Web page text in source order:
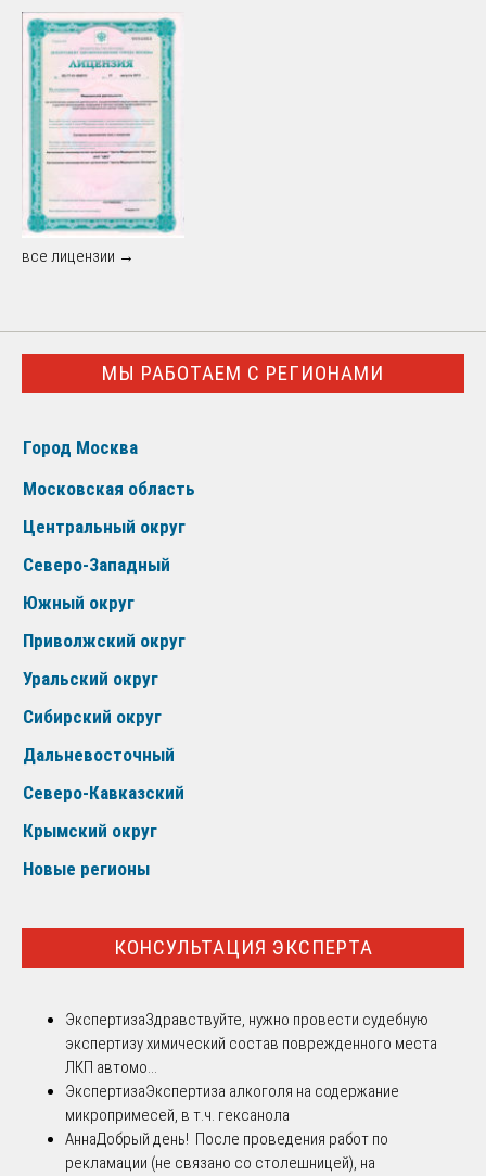
все лицензии →
МЫ РАБОТАЕМ С РЕГИОНАМИ
Город Москва
Московская область
Центральный округ
Северо-Западный
Южный округ
Приволжский округ
Уральский округ
Сибирский округ
Дальневосточный
Северо-Кавказский
Крымский округ
Новые регионы
КОНСУЛЬТАЦИЯ ЭКСПЕРТА
ЭкспертизаЗдравствуйте, нужно провести судебную
экспертизу химический состав поврежденного места
ЛКП автомо...
ЭкспертизаЭкспертиза алкоголя на содержание
микропримесей, в т.ч. гексанола
АннаДобрый день! После проведения работ по
рекламации (не связано со столешницей), на